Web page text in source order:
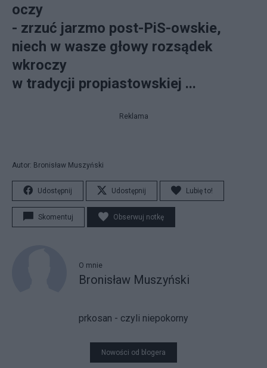
oczy
- zrzuć jarzmo post-PiS-owskie,
niech w wasze głowy rozsądek
wkroczy
w tradycji propiastowskiej ...
Reklama
Autor: Bronisław Muszyński
Udostępnij Udostępnij Lubię to!
Skomentuj Obserwuj notkę
O mnie
Bronisław Muszyński
prkosan - czyli niepokorny
Nowości od blogera